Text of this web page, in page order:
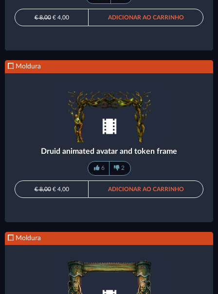
€ 8,00€ 4,00 ADICIONAR AO CARRINHO
Moldura
Druid animated avatar and token frame
6 2
€ 8,00€ 4,00 ADICIONAR AO CARRINHO
Moldura